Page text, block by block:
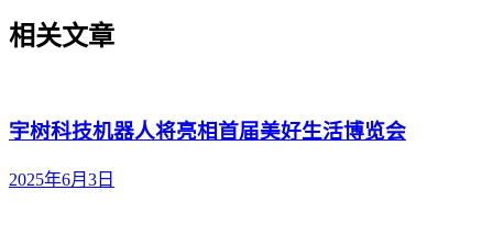
相关文章
宇树科技机器人将亮相首届美好生活博览会
2025年6月3日